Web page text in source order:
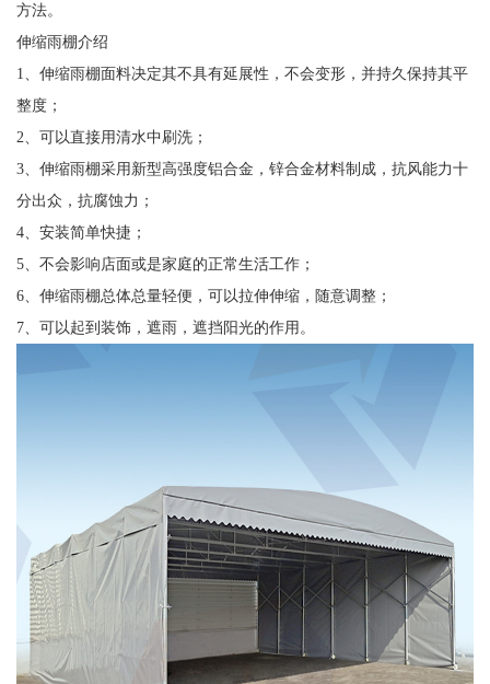
方法。
伸缩雨棚介绍
1、伸缩雨棚面料决定其不具有延展性，不会变形，并持久保持其平
整度；
2、可以直接用清水中刷洗；
3、伸缩雨棚采用新型高强度铝合金，锌合金材料制成，抗风能力十
分出众，抗腐蚀力；
4、安装简单快捷；
5、不会影响店面或是家庭的正常生活工作；
6、伸缩雨棚总体总量轻便，可以拉伸伸缩，随意调整；
7、可以起到装饰，遮雨，遮挡阳光的作用。